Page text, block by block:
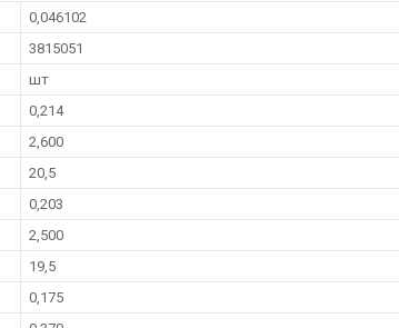
0,046102
3815051
шт
0,214
2,600
20,5
0,203
2,500
19,5
0,175